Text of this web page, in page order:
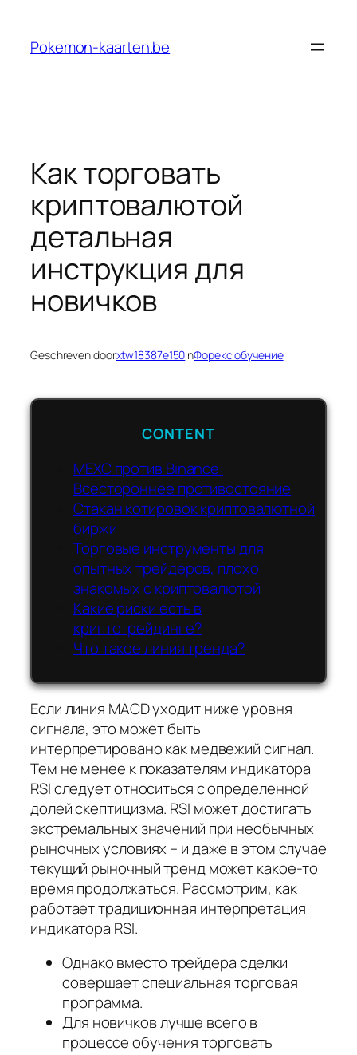
Pokemon-kaarten.be
Как торговать
криптовалютой
детальная
инструкция для
новичков
Geschreven doorxtw18387e150inФорекс обучение
CONTENT
MEXC против Binance:
Всестороннее противостояние
Стакан котировок криптовалютной
биржи
Торговые инструменты для
опытных трейдеров, плохо
знакомых с криптовалютой
Какие риски есть в
криптотрейдинге?
Что такое линия тренда?
Если линия MACD уходит ниже уровня
сигнала, это может быть
интерпретировано как медвежий сигнал.
Тем не менее к показателям индикатора
RSI следует относиться с определенной
долей скептицизма. RSI может достигать
экстремальных значений при необычных
рыночных условиях – и даже в этом случае
текущий рыночный тренд может какое-то
время продолжаться. Рассмотрим, как
работает традиционная интерпретация
индикатора RSI.
Однако вместо трейдера сделки
совершает специальная торговая
программа.
Для новичков лучше всего в
процессе обучения торговать